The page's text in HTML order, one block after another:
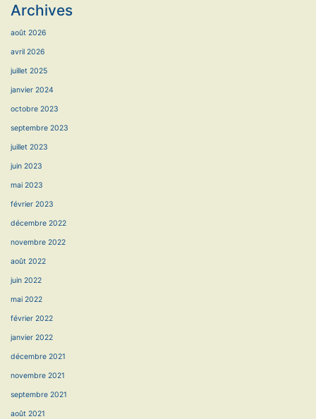
Archives
août 2026
avril 2026
juillet 2025
janvier 2024
octobre 2023
septembre 2023
juillet 2023
juin 2023
mai 2023
février 2023
décembre 2022
novembre 2022
août 2022
juin 2022
mai 2022
février 2022
janvier 2022
décembre 2021
novembre 2021
septembre 2021
août 2021